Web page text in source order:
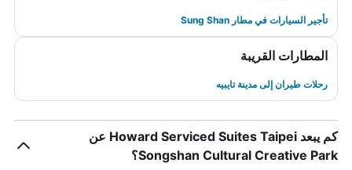
تأجير السيارات في مطار Sung Shan
المطارات القريبة
رحلات طيران إلى مدينة تايبيه
كم يبعد Howard Serviced Suites Taipei عن
Songshan Cultural Creative Park؟